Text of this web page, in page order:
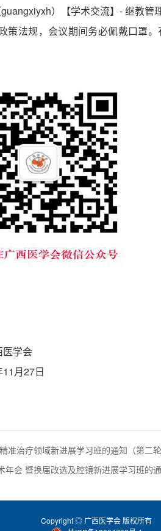
guangxiyxh）【学术交流】- 继教管
策法规，会议期间务必佩戴口罩
医学会
月27日
治疗领域新进展学习班的通知（第二轮
会 暨换届改选及腔镜新进展学习班的通
Copyright ◎ 广西医学会 版权所有